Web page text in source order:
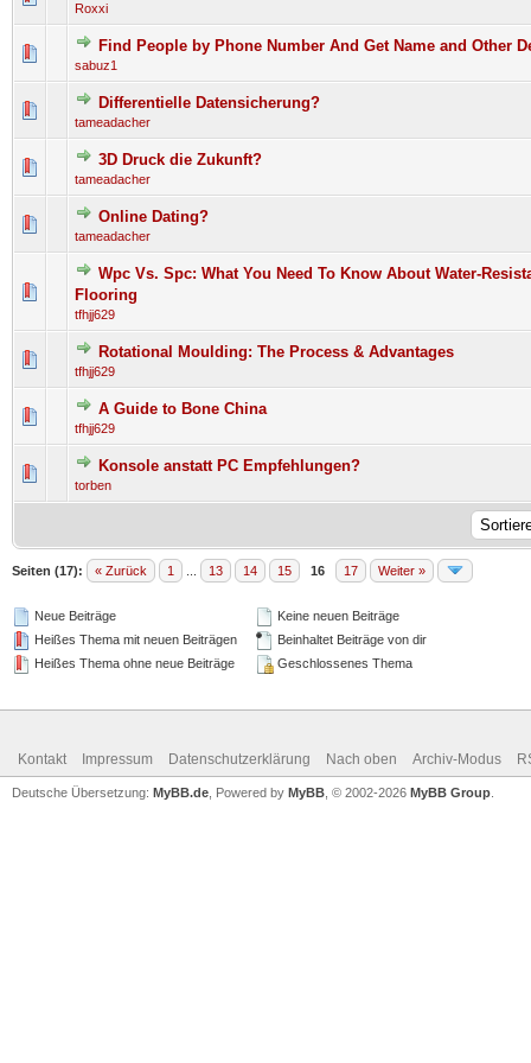
Roxxi
Find People by Phone Number And Get Name and Other
sabuz1
0 Bewertung(en) - 0 von 5 durchschnittlich
12345
Differentielle Datensicherung?
tameadacher
0 Bewertung(en) - 0 von 5 durchschnittlich
12345
3D Druck die Zukunft?
tameadacher
0 Bewertung(en) - 0 von 5 durchschnittlich
1
Online Dating?
tameadacher
0 Bewertung(en) - 0 von 5 durchschnittlich
Wpc Vs. Spc: What You Need To Know About Water-
Flooring
tfhjj629
0 Bewertung(en) - 0 von 5 durchschnittlich
Rotational Moulding: The Process & Advantages
tfhjj629
0 Bewertung(en) - 0 von 5 durchschnittlich
1 2 34 5
A Guide to Bone China
tfhjj629
0 Bewertung(en) - 0 von 5 durchschnittlich
12
Konsole anstatt PC Empfehlungen?
torben
0 Bewertung(en) - 0 von 5 durchschnittlich
12345
Seiten (17): « Zurück 1 13 14 15 16 17 Weiter »
Neue Beiträge
Heißes Thema mit neuen Beiträgen
Heißes Thema ohne neue Beiträge
Keine neuen Beiträge
Beinhaltet Beiträge von dir
Geschlossenes Thema
Kontakt Impressum Datenschutzerklärung Nach oben Archiv-Modus
Deutsche Übersetzung: MyBB.de , Powered by MyBB , © 2002-2026 MyBB Group